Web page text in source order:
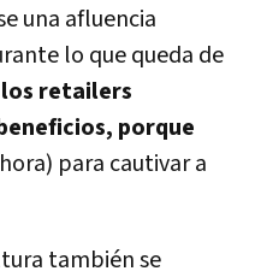
una afluencia
lo que queda de
retailers
porque
para cautivar a
también se